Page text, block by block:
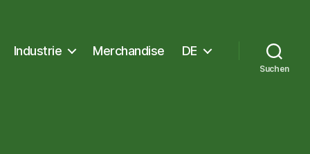
Industrie Merchandise DE
Suchen